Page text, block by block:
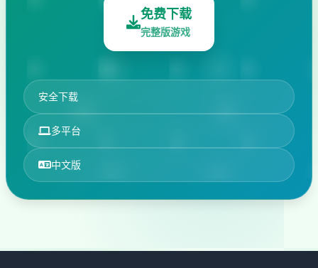
免费下载
完整版游戏
安全下载
多平台
中文版